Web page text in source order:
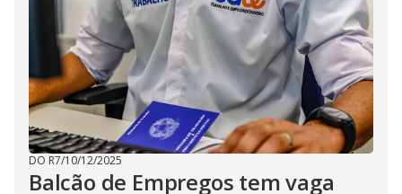
DO R7/10/12/2025
Balcão de Empregos tem vaga